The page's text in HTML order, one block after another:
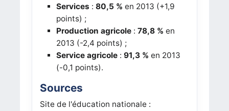
Services : 80,5 % en 2013 (+1,9
points) ;
Production agricole: 78,8 % en
2013 (-2,4 points) ;
Service agricole: 91,3 % en 2013
(-0,1 points).
Sources
Site de l'éducation nationale :